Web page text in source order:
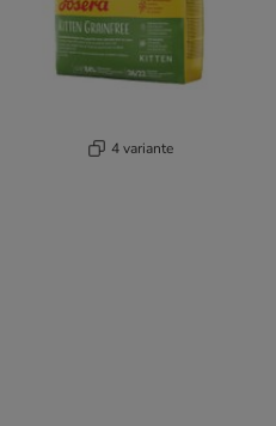
4 variante